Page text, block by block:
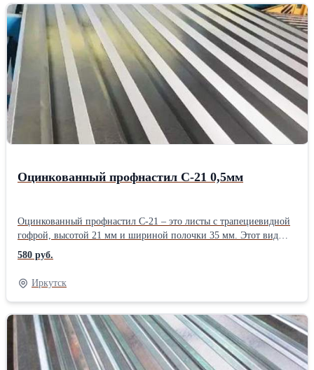
покрытий – R, это профлист с капельником, который благодаря
своей конструктивной особенности защищает кровлю от самой
возможности протекания, при любых шквалистых ветрах и
непогоде. Купить оцинкованный профлист МП-20 можно как в
стандарте 2 или 6 метров, так и в любой необходимой длине.
Минимальный размер профлиста для заказа: 0,5 метра,
максимальный 12 метров. Срок изготовления партии более 50
кв. метров от 2 до 5 дней (если объем меньше – с открытой
датой готовности). Подробнее о профлисте МП-20
Оцинкованный профнастил С-21 0,5мм
Оцинкованный профнастил С-21 – это листы с трапециевидной
гофрой, высотой 21 мм и шириной полочки 35 мм. Этот вид
профиля отличает высокая устойчивость к деформации,
благодаря близко расположенным ребрам жесткости. С-21 будет
прочной базой для стабильной кровли, основательного забора
каркаса остановочного комплекса и других небольших построек.
Симметричные гребни профиля делают его стойким к
физическим повреждениям, придавая хорошую прочность на
изгиб. Профнастил оцинкованный С-21 выпускается в 2-х видах:
прямой и обратный прокат, для кровли используется только
прямой (лицевая сторона А). Благодаря высоте гофры в 21 мм –
580 руб.
Иркутск